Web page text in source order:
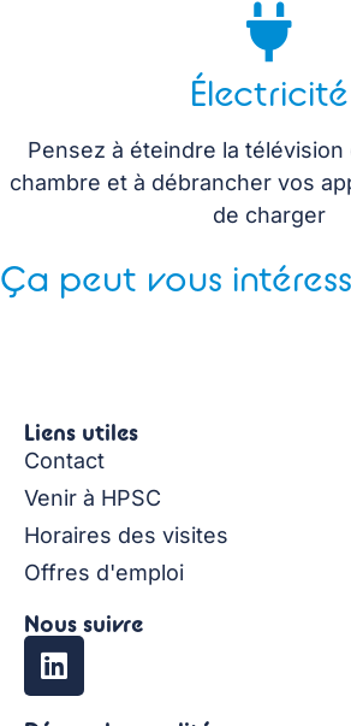
Électricité
Pensez à éteindre la
chambre et à débrancher vos
de charger
Ça peut vous
Liens utiles
Contact
Venir à HPSC
Horaires des visites
Offres d'emploi
Nous suivre